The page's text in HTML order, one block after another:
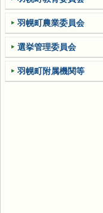
羽幌町農業委員会
選挙管理委員会
羽幌町附属機関等